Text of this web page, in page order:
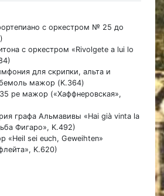
с оркестром № 25 до
с оркестром «Rivolgete a lui lo
для скрипки, альта и
мажор (K.364)
ре мажор («Хаффнеровская»,
графа Альмавивы «Hai già vinta la
Фигаро», K.492)
«Heil sei euch, Geweihten»
K.620)